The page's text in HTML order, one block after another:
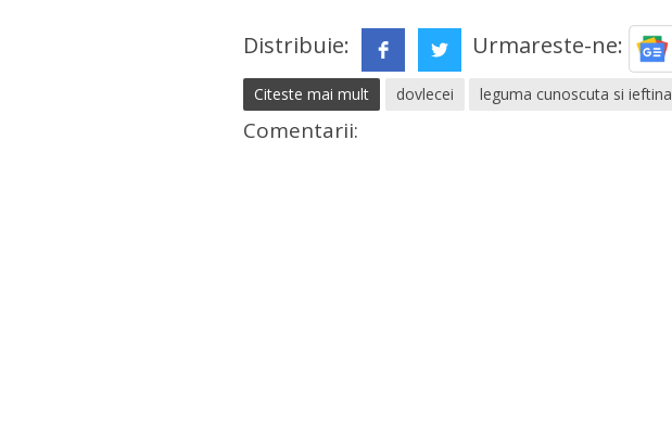
Distribuie: Urmareste-ne:
Citeste mai mult dovlecei leguma cunoscuta si ieftina
Comentarii: